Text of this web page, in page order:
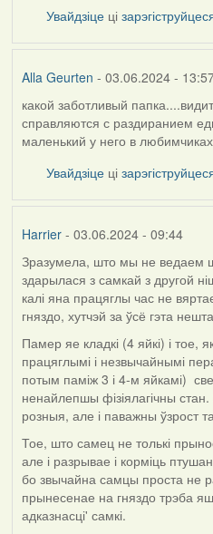
Увайдзіце ці
Alla Geurten - 03.06.2024 -
какой заботливый
справляются с раздиранием
маленький у него в
Увайдзіце ці
Harrier- 03.06.2024 - 09:44
Зразумела, што мы не ведаем
здарылася з самкай з другой
калі яна працяглы час не
гняздо, хутчэй за ўсё гэта
Памер яе кладкі (4 яйкі) і тое,
працяглымі і незвычайнымі
потым паміж 3 і 4-м яйкамі)
ненайлепшы фізіялагічны
розныя, але і паважны ўзрост
Тое, што самец не толькі
але і разрывае і корміць
бо звычайна самцы проста не
прынесенае на гняздо трэба
адказнасці' самкі.